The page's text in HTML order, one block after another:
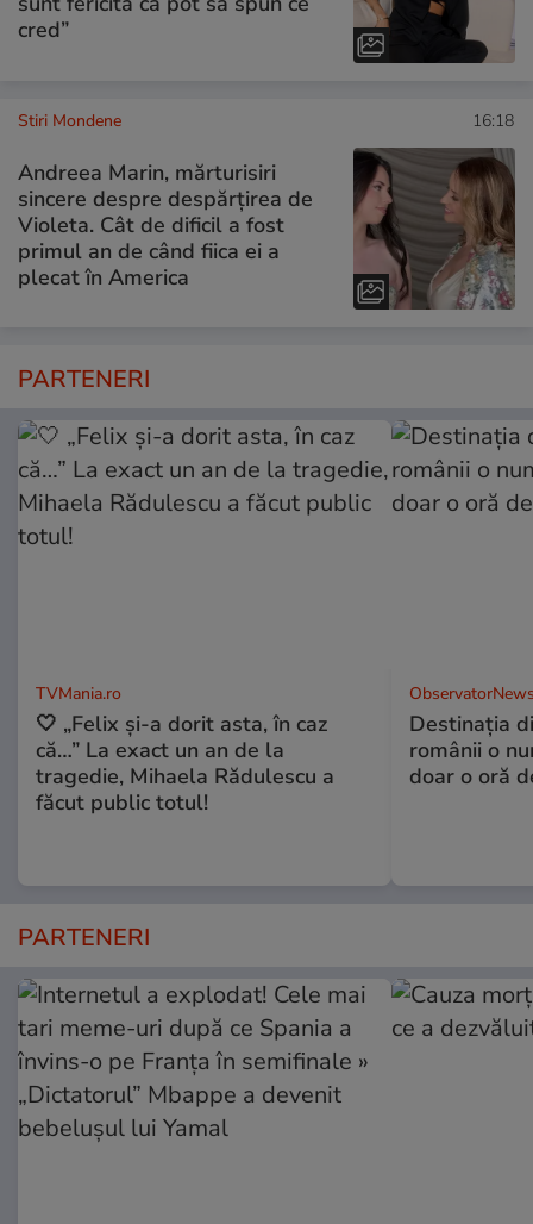
cred”
Stiri Mondene 16:18
Andreea Marin, mărturisiri
sincere despre despărțirea de
Violeta. Cât de dificil a fost
primul an de când fiica ei a
plecat în America
PARTENERI
TVMania.ro
🤍 „Felix și-a dorit asta, în caz
că…” La exact un an de la
tragedie, Mihaela Rădulescu a
făcut public totul!
Destinaţia
românii o
doar o oră
PARTENERI